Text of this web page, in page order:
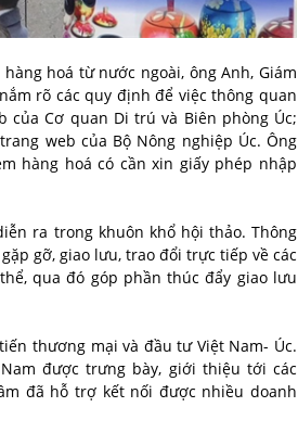
hoá từ nước ngoài, ông Anh, Giám
rõ các quy định để việc thông quan
Cơ quan Di trú và Biên phòng Úc;
web của Bộ Nông nghiệp Úc. Ông
hàng hoá có cần xin giấy phép nhập
ra trong khuôn khổ hội thảo. Thông
gỡ, giao lưu, trao đổi trực tiếp về các
qua đó góp phần thúc đẩy giao lưu
thương mại và đầu tư Việt Nam- Úc.
được trưng bày, giới thiệu tới các
đã hỗ trợ kết nối được nhiều doanh